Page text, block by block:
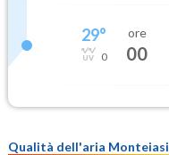
29°
0
ore
00
Qualità dell'aria Monteiasi